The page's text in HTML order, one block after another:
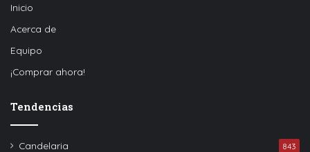
Inicio
Acerca de
Equipo
¡Comprar ahora!
Tendencias
Candelaria 843